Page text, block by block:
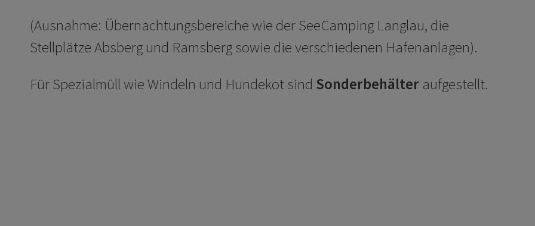
(Ausnahme: Übernachtungsbereiche wie der SeeCamping Langlau, die
Stellplätze Absberg und Ramsberg sowie die verschiedenen Hafenanlagen).
Für Spezialmüll wie Windeln und Hundekot sind Sonderbehälter aufgestellt.